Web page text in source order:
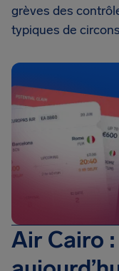
grèves des
typiques de
Air Cairo